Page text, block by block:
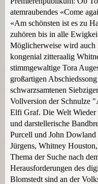
atemraubendes «Come
«Am schönsten ist es zu
zuhören bis in alle
Möglicherweise wird auch
kongenial zitteraalig
stimmgewaltige Tora
großartigen
schwarzsamtenen
Vollversion der Schnulze
Elfi Graf. Die Welt Wieder
und darstellerische
Purcell und John
Jürgens, Whitney
Thema der Suche nach
Herausforderungen des
Blomstedt sind an der